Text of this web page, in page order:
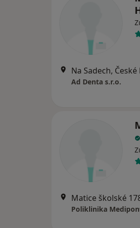
Na Sadech, České
Ad Denta s.r.o.
Poliklinika Medipont